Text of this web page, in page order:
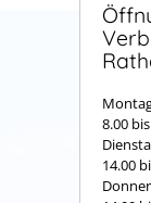
8.00
14.00